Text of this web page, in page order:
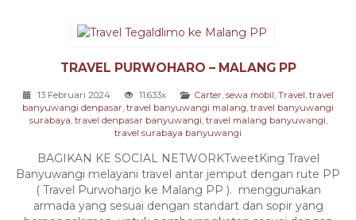
TRAVEL PURWOHARO – MALANG PP
13 Februari 2024 11.633x Carter sewa mobil Travel travel
banyuwangi denpasar travel banyuwangi malang travel banyuwangi
surabaya travel denpasar banyuwangi travel malang banyuwangi
travel surabaya banyuwangi
BAGIKAN KE SOCIAL NETWORKTweetKing Travel
Banyuwangi melayani travel antar jemput dengan rute PP
( Travel Purwoharjo ke Malang PP ). menggunakan
armada yang sesuai dengan standart dan sopir yang